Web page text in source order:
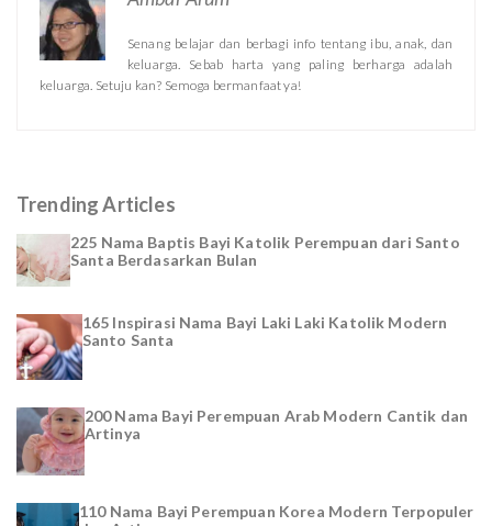
Senang belajar dan berbagi info tentang ibu, anak, dan
keluarga. Sebab harta yang paling berharga adalah
keluarga. Setuju kan? Semoga bermanfaat ya!
Trending Articles
225 Nama Baptis Bayi Katolik Perempuan dari Santo
Santa Berdasarkan Bulan
165 Inspirasi Nama Bayi Laki Laki Katolik Modern
Santo Santa
200 Nama Bayi Perempuan Arab Modern Cantik dan
Artinya
110 Nama Bayi Perempuan Korea Modern Terpopuler